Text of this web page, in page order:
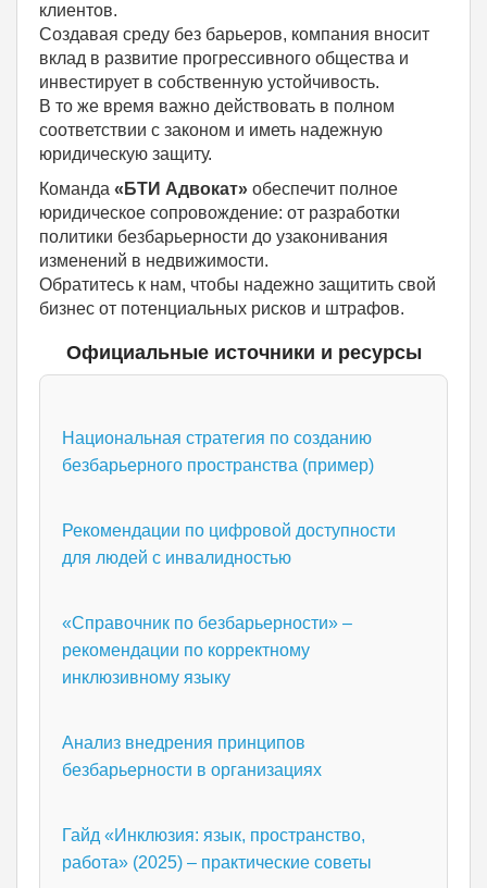
клиентов.
Создавая среду без барьеров, компания вносит
вклад в развитие прогрессивного общества и
инвестирует в собственную устойчивость.
В то же время важно действовать в полном
соответствии с законом и иметь надежную
юридическую защиту.
Команда «БТИ Адвокат» обеспечит полное
юридическое сопровождение: от разработки
политики безбарьерности до узаконивания
изменений в недвижимости.
Обратитесь к нам, чтобы надежно защитить свой
бизнес от потенциальных рисков и штрафов.
Официальные источники и ресурсы
Национальная стратегия по созданию
безбарьерного пространства (пример)
Рекомендации по цифровой доступности
для людей с инвалидностью
«Справочник по безбарьерности» –
рекомендации по корректному
инклюзивному языку
Анализ внедрения принципов
безбарьерности в организациях
Гайд «Инклюзия: язык, пространство,
работа» (2025) – практические советы